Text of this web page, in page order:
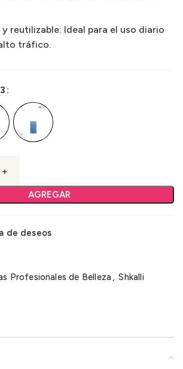
y reutilizable: Ideal para el uso diario
tráfico.
AGREGAR
de deseos
Profesionales de Belleza, Shkalli